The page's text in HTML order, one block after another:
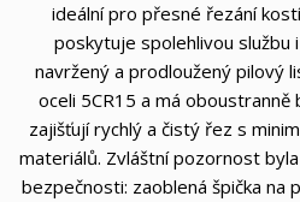
ideální pro přesné řezání
poskytuje spolehlivou službu
navržený a prodloužený pilový
oceli 5CR15 a má
zajišťují rychlý a čistý řez s
materiálů. Zvláštní pozornost
bezpečnosti: zaoblená špička na